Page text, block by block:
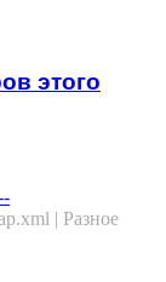
этого
| Разное